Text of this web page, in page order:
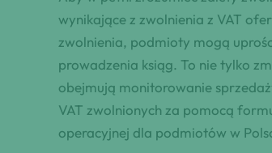
wynikające z zwolnienia z VAT
zwolnienia, podmioty mogą
prowadzenia ksiąg. To nie tylko
obejmują monitorowanie
VAT zwolnionych za pomocą
operacyjnej dla podmiotów w